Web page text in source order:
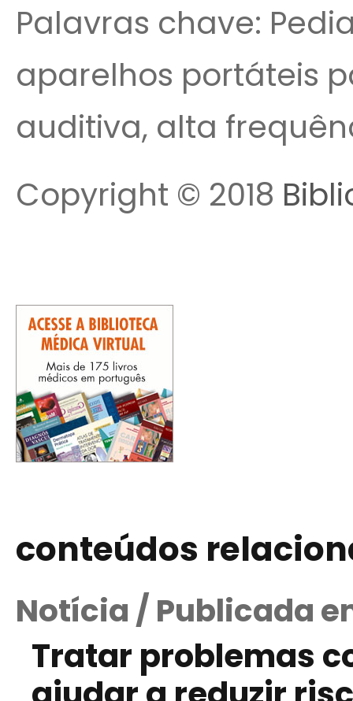
Palavras chave:
aparelhos portáteis
auditiva, alta
Copyright © 2018
conteúdos
Notícia / Publicada
Tratar problemas